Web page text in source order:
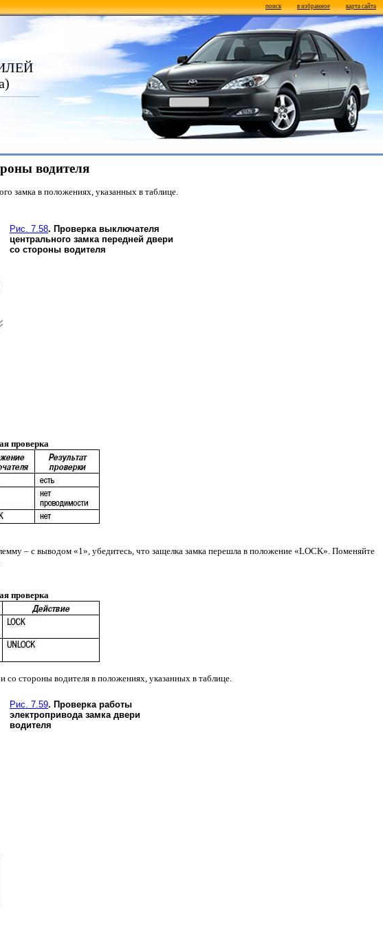
поиск в избранное карта сайта
водителя
замка в положениях, указанных в таблице.
Рис. 7.58. Проверка выключателя
центрального замка передней двери
со стороны водителя
проверка
– с выводом «1», убедитесь, что защелка замка перешла в положение «LOCK». Поменяйте
проверка
стороны водителя в положениях, указанных в таблице.
Рис. 7.59. Проверка работы
электропривода замка двери
водителя